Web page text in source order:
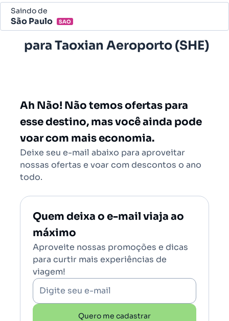
Saindo de
São Paulo SAO
Belo Horizonte - Todos (BHZ)
para Taoxian Aeroporto (SHE)
Ah Não! Não temos ofertas para
esse destino, mas você ainda pode
voar com mais economia.
Deixe seu e-mail abaixo para aproveitar
nossas ofertas e voar com descontos o ano
todo.
Quem deixa o e-mail viaja ao
máximo
Aproveite nossas promoções e dicas
para curtir mais experiências de
viagem!
Digite seu e-mail
Quero me cadastrar